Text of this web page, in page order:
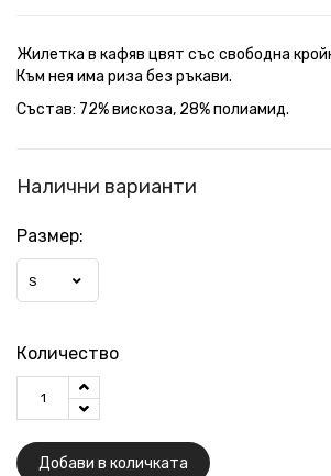
Жилетка в кафяв цвят със свободна
Към нея има риза без ръкави.
Състав: 72% вискоза, 28% полиамид.
Налични варианти
Размер:
S
Количество
Добави в количката